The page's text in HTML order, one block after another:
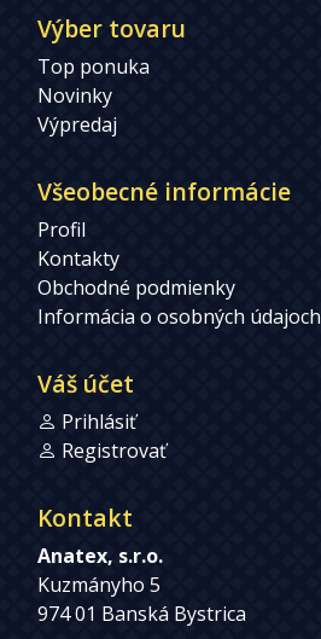
Výber tovaru
Top ponuka
Novinky
Výpredaj
Všeobecné informácie
Profil
Kontakty
Obchodné podmienky
Informácia o osobných údajoch
Váš účet
Prihlásiť
Registrovať
Kontakt
Anatex, s.r.o.
Kuzmányho 5
974 01 Banská Bystrica